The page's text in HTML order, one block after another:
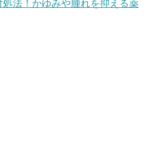
法！かゆみや腫れを抑える薬